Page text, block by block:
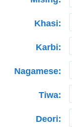
Khasi:
Karbi:
Nagamese:
Tiwa:
Deori: